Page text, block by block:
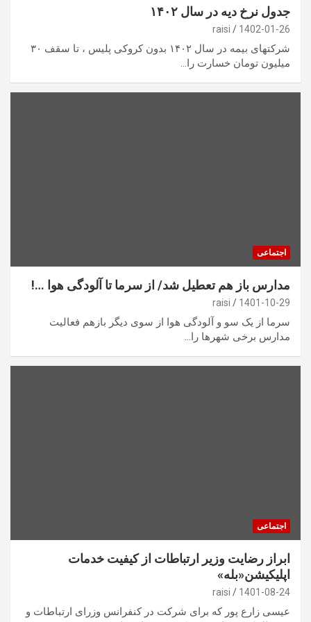
جدول نرخ دیه در سال ۱۴۰۲
1402-01-26
raisi
شرکتهای بیمه در سال ۱۴۰۲ بدون کروکی پلیس ، تا سقف ۳۰
میلیون تومان خسارت را…
اجتماعی
مدارس باز هم تعطیل شد/ از سرما تا آلودگی هوا …!
1401-10-29
raisi
سرما از یک سو و آلودگی هوا از سوی دیگر بازهم فعالیت
مدارس برخی شهرها را…
اجتماعی
ابراز رضایت وزیر ارتباطات از کیفیت خدمات
اپلیکیشن«بله»
1401-08-24
raisi
عیسی زارع پور که برای شرکت در کنفرانس وزرای ارتباطات و